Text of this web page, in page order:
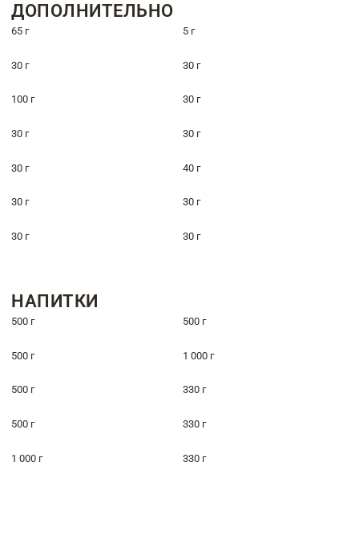
ДОПОЛНИТЕЛЬНО
65 г 5 г
30 г 30 г
100 г 30 г
30 г 30 г
30 г 40 г
30 г 30 г
30 г 30 г
НАПИТКИ
500 г 500 г
500 г 1 000 г
500 г 330 г
500 г 330 г
1 000 г 330 г